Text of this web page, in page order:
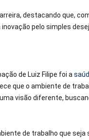
destacando que,
pelo simples
de Luiz Filipe foi a
que o ambiente de
visão diferente,
de trabalho que